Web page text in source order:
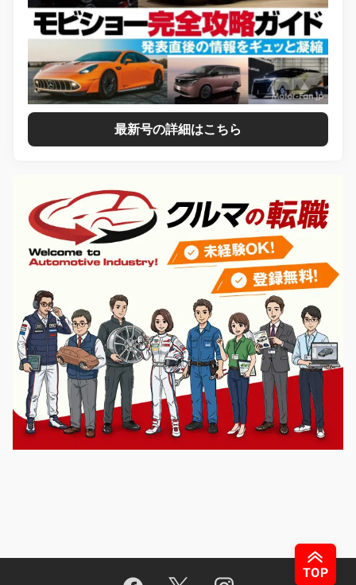
最新号の詳細はこちら